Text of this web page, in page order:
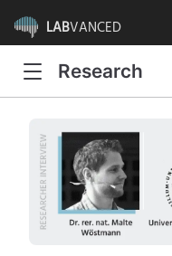
LABVANCED
Research